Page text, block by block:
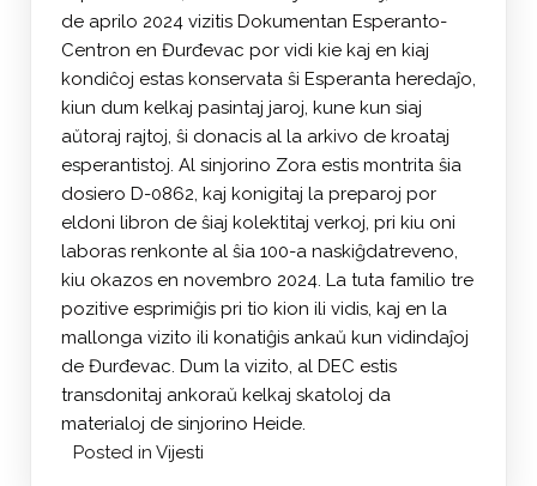
de aprilo 2024 vizitis Dokumentan Esperanto-
Centron en Đurđevac por vidi kie kaj en kiaj
kondiĉoj estas konservata ŝi Esperanta heredaĵo,
kiun dum kelkaj pasintaj jaroj, kune kun siaj
aŭtoraj rajtoj, ŝi donacis al la arkivo de kroataj
esperantistoj. Al sinjorino Zora estis montrita ŝia
dosiero D-0862, kaj konigitaj la preparoj por
eldoni libron de ŝiaj kolektitaj verkoj, pri kiu oni
laboras renkonte al ŝia 100-a naskiĝdatreveno,
kiu okazos en novembro 2024. La tuta familio tre
pozitive esprimiĝis pri tio kion ili vidis, kaj en la
mallonga vizito ili konatiĝis ankaŭ kun vidindaĵoj
de Đurđevac. Dum la vizito, al DEC estis
transdonitaj ankoraŭ kelkaj skatoloj da
materialoj de sinjorino Heide.
Posted in Vijesti